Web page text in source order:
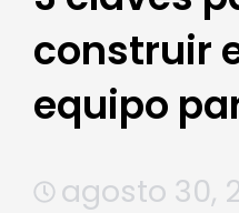
construir
equipo
agosto 30,